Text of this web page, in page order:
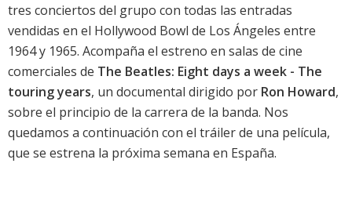
tres conciertos del grupo con todas las entradas
vendidas en el Hollywood Bowl de Los Ángeles entre
1964 y 1965. Acompaña el estreno en salas de cine
comerciales de The Beatles: Eight days a week - The
touring years, un documental dirigido por Ron Howard,
sobre el principio de la carrera de la banda. Nos
quedamos a continuación con el tráiler de una película,
que se estrena la próxima semana en España.